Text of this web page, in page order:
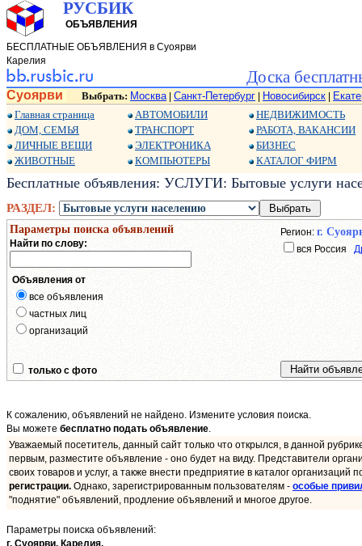
РУСБИК
ОБЪЯВЛЕНИЯ
БЕСПЛАТНЫЕ ОБЪЯВЛЕНИЯ в Суоярви
Карелия
Доска
Суоярви Выбрать: Москва| Санкт-Петербург Новосибирск
Главная страница
ДОМ, СЕМЬЯ
ЛИЧНЫЕ ВЕЩИ
ЖИВОТНЫЕ
АВТОМОБИЛИ
ТРАНСПОРТ
ЭЛЕКТРОНИКА
КОМПЬЮТЕРЫ
НЕДВИЖИМОСТЬ
РАБОТА, ВАКАНСИИ
БИЗНЕС
КАТАЛОГ ФИРМ
Бесплатные объявления: УСЛУГИ: Бытовые услуги
РАЗДЕЛ:
Параметры поиска объявлений
Найти по слову:
Регион: г.
вся Россия
Объявления от
все объявления
частных лиц
организаций
только с фото
К сожалению, объявлений не найдено. Измените условия поиска.
Вы можете бесплатно подать объявление.
Уважаемый посетитель, данный сайт только что открылся, в данной
первым, разместите объявление - оно будет на виду. Представители
своих товаров и услуг, а также внести предприятие в каталог организаций
регистрации. Однако, зарегистрированным пользователям - особые
"поднятие" объявлений, продление объявлений и многое другое.
Параметры поиска объявлений:
г. Суоярви, Карелия,